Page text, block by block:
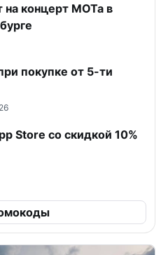
на концерт МОТа в
покупке от 5-ти
Store со скидкой 10%